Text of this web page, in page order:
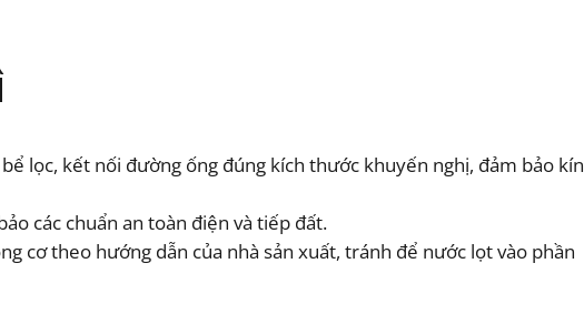
lọc, kết nối đường ống đúng kích thước khuyến nghị, đảm bảo kín
các chuẩn an toàn điện và tiếp đất.
cơ theo hướng dẫn của nhà sản xuất, tránh để nước lọt vào phần